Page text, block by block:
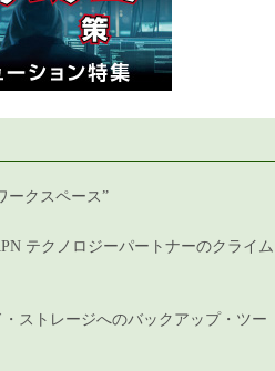
ークスペース”
テクノロジーパートナーのクライム
・ストレージへのバックアップ・ツー